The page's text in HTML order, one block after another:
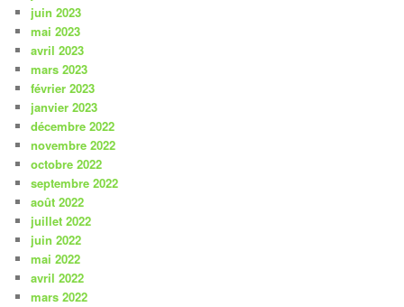
juin 2023
mai 2023
avril 2023
mars 2023
février 2023
janvier 2023
décembre 2022
novembre 2022
octobre 2022
septembre 2022
août 2022
juillet 2022
juin 2022
mai 2022
avril 2022
mars 2022